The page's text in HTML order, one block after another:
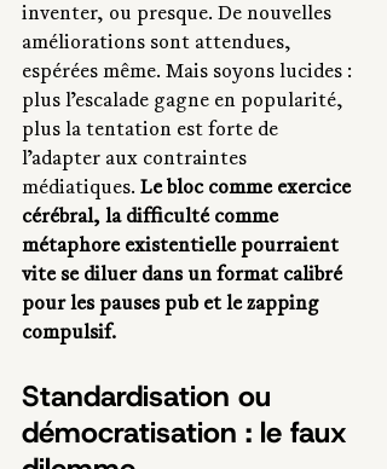
inventer, ou presque. De nouvelles
améliorations sont attendues,
espérées même. Mais soyons lucides :
plus l’escalade gagne en popularité,
plus la tentation est forte de
l’adapter aux contraintes
médiatiques. Le bloc comme exercice
cérébral, la difficulté comme
métaphore existentielle pourraient
vite se diluer dans un format calibré
pour les pauses pub et le zapping
compulsif.
Standardisation ou
démocratisation : le faux